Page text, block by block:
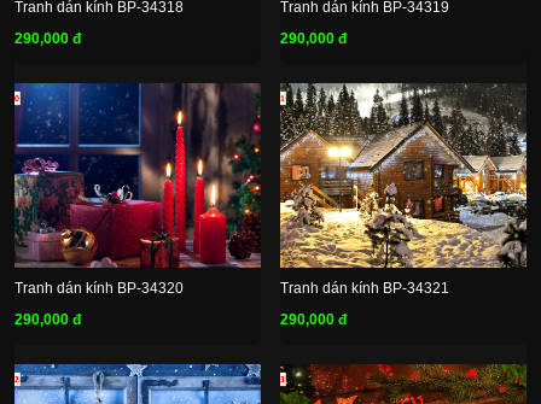
Tranh dán kính BP-34318
290,000 đ
Tranh dán kính BP-34319
290,000 đ
Tranh dán kính BP-34320
290,000 đ
Tranh dán kính BP-34321
290,000 đ